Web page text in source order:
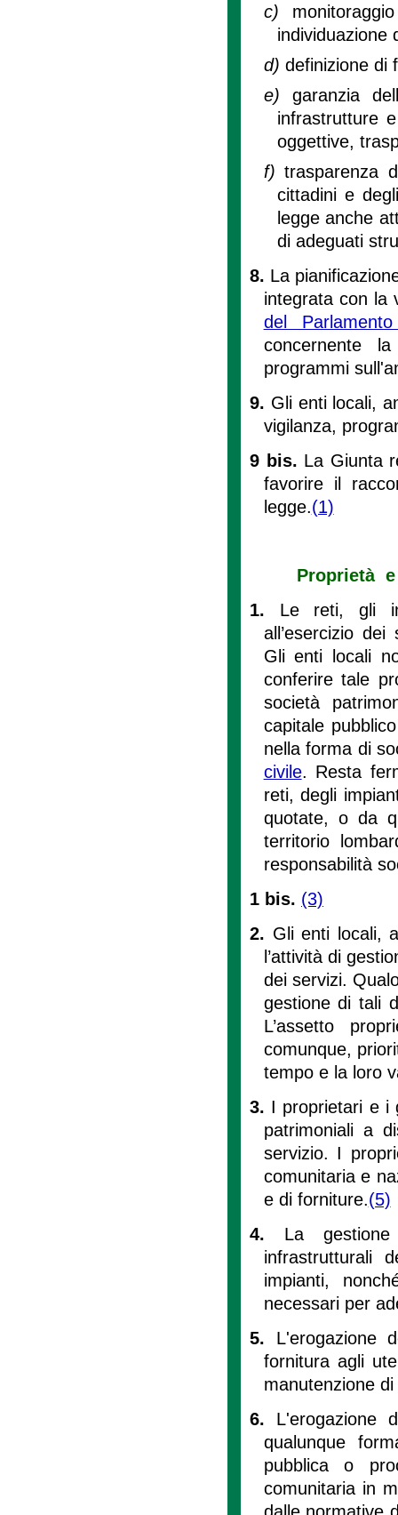
c)
individuazione
d) definizione di
e)garanzia
infrastrutture
oggettive,
f)trasparenza
cittadini e
legge anche
di adeguati
8. La
integrata con la
del
concernente
programmi
9. Gli enti locali,
vigilanza,
9 bis. La Giunta
favorire il
legge.(1)
Proprietà
1. Le reti, gli
all’esercizio
Gli enti locali
conferire tale
società
capitale
nella forma di
civile. Resta
reti, degli
quotate, o da
territorio
responsabilità
1 bis. (3)
2. Gli enti locali,
l’attività di
dei servizi.
gestione di tali
L’assetto
comunque,
tempo e la loro
3. I proprietari e i
patrimoniali a
servizio. I
comunitaria e
e di forniture.(5)
4. La
infrastrutturali
impianti,
necessari per
5. L'erogazione
fornitura agli
manutenzione
6. L'erogazione
qualunque
pubblica o
comunitaria in